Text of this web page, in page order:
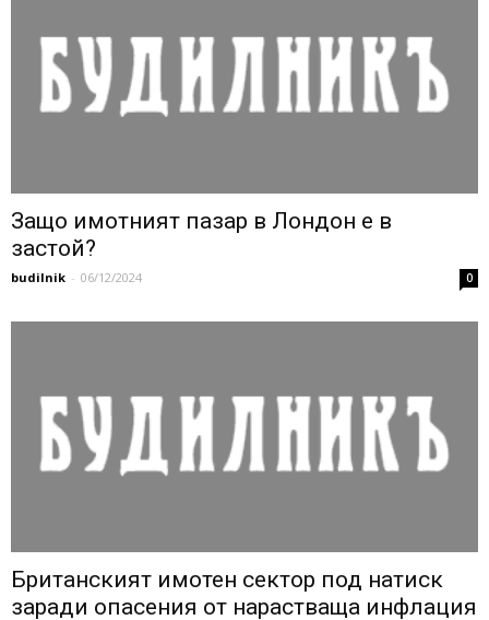
Защо имотният пазар в Лондон е в
застой?
budilnik - 06/12/2024 0
Британският имотен сектор под натиск
заради опасения от нарастваща инфлация